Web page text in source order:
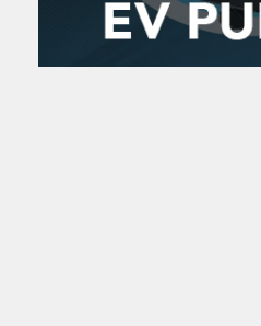
Najave i noviteti